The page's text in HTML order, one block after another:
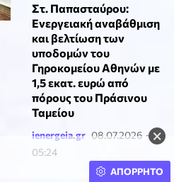
×
Στ. Παπασταύρου:
Ενεργειακή αναβάθμιση
και βελτίωση των
υποδομών του
Γηροκομείου Αθηνών με
1,5 εκατ. ευρώ από
πόρους του Πράσινου
Ταμείου
ienergeia.gr 08.07.2026 -
05:24
ΑΠΟΡΡΗΤΟ